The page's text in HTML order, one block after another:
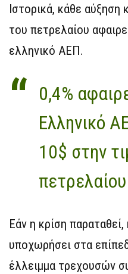
Ιστορικά, κάθε αύξηση
του πετρελαίου
ελληνικό ΑΕΠ.
0,4%
Ελληνικό
10$ στην
πετρελαίου
Εάν η κρίση
υποχωρήσει στα
έλλειμμα τρεχουσών